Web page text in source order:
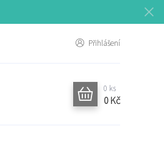
Přihlášení
0 ks
0 Kč